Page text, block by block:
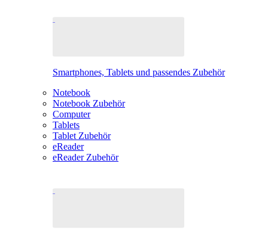
Smartphones, Tablets und passendes Zubehör
Notebook
Notebook Zubehör
Computer
Tablets
Tablet Zubehör
eReader
eReader Zubehör